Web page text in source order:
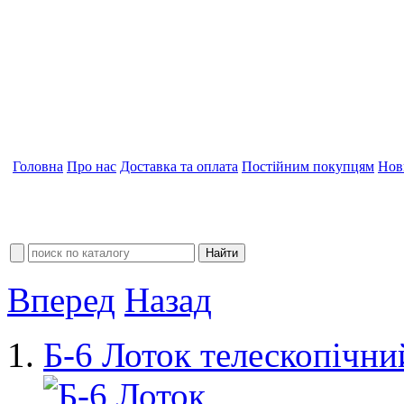
Головна Про нас Доставка та оплата Постійним покупцям
Вперед Назад
Б-6 Лоток